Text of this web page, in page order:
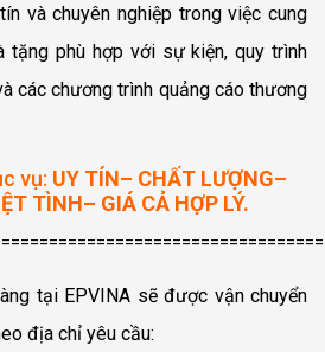
và chuyên nghiệp trong việc cung
tặng phù hợp với sự kiện, quy trình
các chương trình quảng cáo thương
vụ: UY TÍN– CHẤT LƯỢNG–
TÌNH– GIÁ CẢ HỢP LÝ.
tại EPVINA sẽ được vận chuyển
địa chỉ yêu cầu: